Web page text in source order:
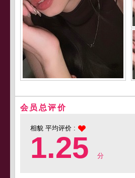
会员总评价
相貌 平均评价 :
1.25 分